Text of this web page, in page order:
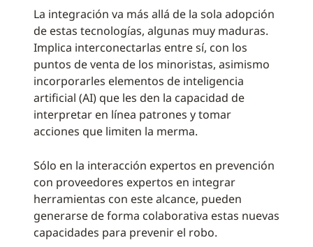
La integración va más allá de la sola adopción
de estas tecnologías, algunas muy maduras.
Implica interconectarlas entre sí, con los
puntos de venta de los minoristas, asimismo
incorporarles elementos de inteligencia
artificial (AI) que les den la capacidad de
interpretar en línea patrones y tomar
acciones que limiten la merma.
Sólo en la interacción expertos en prevención
con proveedores expertos en integrar
herramientas con este alcance, pueden
generarse de forma colaborativa estas nuevas
capacidades para prevenir el robo.